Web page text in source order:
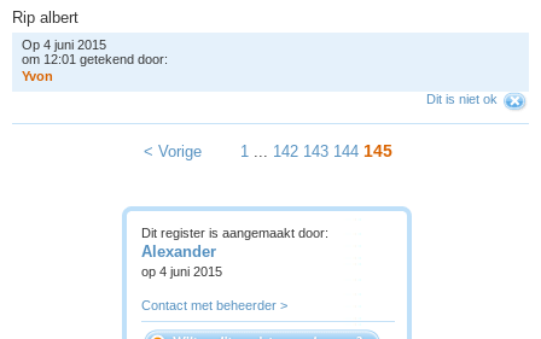
Rip albert
Op 4 juni 2015
om 12:01 getekend door:
Yvon
Dit is niet ok
< Vorige 1 ... 142 143 144 145
Dit register is aangemaakt door:
Alexander
op 4 juni 2015
Contact met beheerder >